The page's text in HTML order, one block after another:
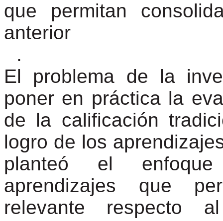
que permitan
anterior
.
El problema de la
poner en práctica la
de la calificación
logro de los
planteó el
aprendizajes que
relevante